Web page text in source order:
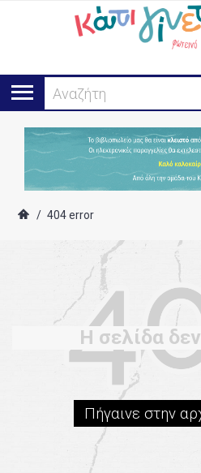
Αναζήτησ
/ 404 error
Η σελίδα
Πήγαινε στην